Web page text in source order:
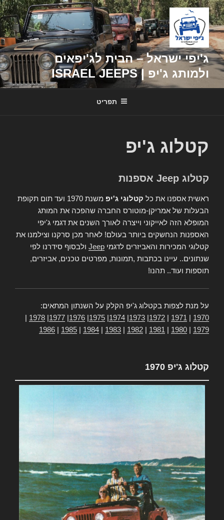
דילוג
לתוכן
ג'יפי ישראל – הבית לג'יפאים
ולמותג ג'יפ | ISRAEL JEEPS
תפריט
קטלוג ג'יפ
קטלוג Jeep אספנות
ראשית אספנו את כל קטלוגי ג'יפ
משנת 1970 ועד תום תקופת
הבעלות של אמריקן-מוטורס החברה שהפכה את המותג
המופלא הזה לאייקוני וייצרה לאורך השנים את דגמי ג'יפי
האספנות הנחשקים ביותר בעולם! לאחר מכן סרקנו וצילמנו את
קטלוגי המכירות והאביזרים לדגמי Jeep ולבסוף סידרנו לפי
שנתונים.. עיינו בכתבות ,תמונות, מפרטים טכנים, אביזרים,
תוספות ועוד.. תהנו!
על מנת לצפות בקטלוג ג'יפ הקלק על השנתון המתאים:
1970
1971
1972
1973
1974
1975
1976
1977
1978
1979
1980
1981
1982
1983
1984
1985
1986
קטלוג ג'יפ 1970